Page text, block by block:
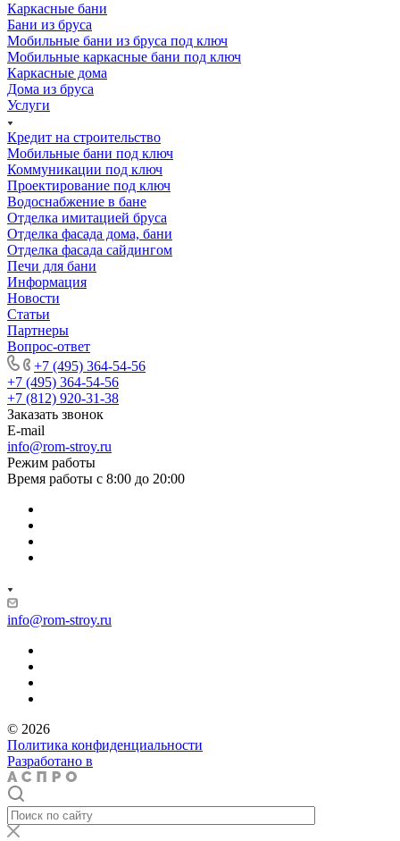
Каркасные бани
Бани из бруса
Мобильные бани из бруса под ключ
Мобильные каркасные бани под ключ
Каркасные дома
Дома из бруса
Услуги
Кредит на строительство
Мобильные бани под ключ
Коммуникации под ключ
Проектирование под ключ
Водоснабжение в бане
Отделка имитацией бруса
Отделка фасада дома, бани
Отделка фасада сайдингом
Печи для бани
Информация
Новости
Статьи
Партнеры
Вопрос-ответ
+7 (495) 364-54-56
+7 (495) 364-54-56
+7 (812) 920-31-38
Заказать звонок
E-mail
info@rom-stroy.ru
Режим работы
Время работы с 8:00 до 20:00
info@rom-stroy.ru
© 2026
Политика конфиденциальности
Разработано в